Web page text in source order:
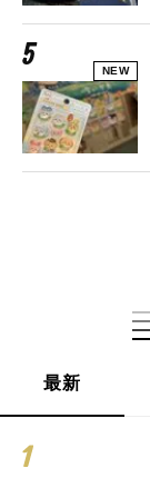
NEW
最新